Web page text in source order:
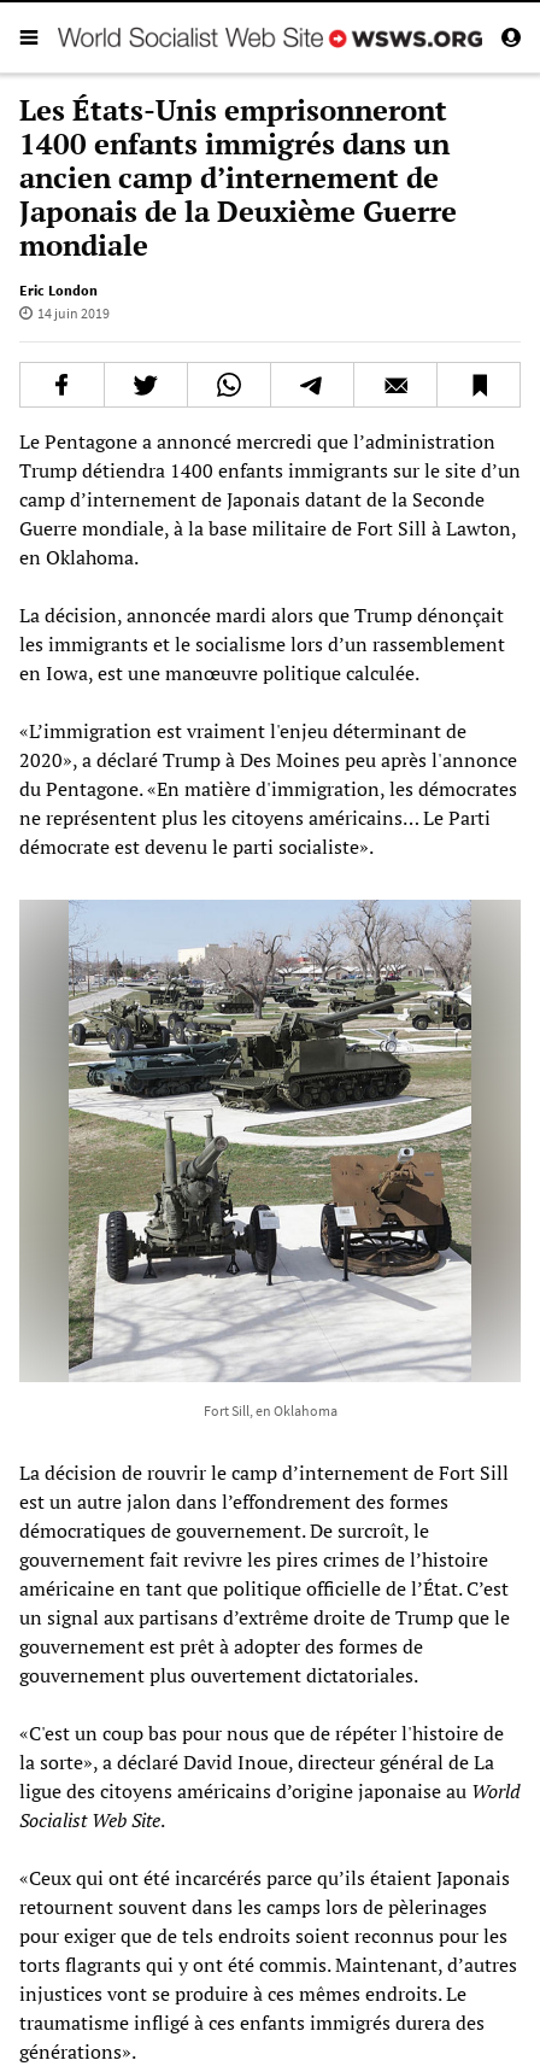
Les États-Unis emprisonneront
1400 enfants immigrés dans un
ancien camp d’internement de
Japonais de la Deuxième Guerre
mondiale
Eric London
14 juin 2019
Le Pentagone a annoncé mercredi que l’administration
Trump détiendra 1400 enfants immigrants sur le site d’un
camp d’internement de Japonais datant de la Seconde
Guerre mondiale, à la base militaire de Fort Sill à Lawton,
en Oklahoma.
La décision, annoncée mardi alors que Trump dénonçait
les immigrants et le socialisme lors d’un rassemblement
en Iowa, est une manœuvre politique calculée.
«L’immigration est vraiment l'enjeu déterminant de
2020», a déclaré Trump à Des Moines peu après l'annonce
du Pentagone. «En matière d'immigration, les démocrates
ne représentent plus les citoyens américains… Le Parti
démocrate est devenu le parti socialiste».
Fort Sill, en Oklahoma
La décision de rouvrir le camp d’internement de Fort Sill
est un autre jalon dans l’effondrement des formes
démocratiques de gouvernement. De surcroît, le
gouvernement fait revivre les pires crimes de l’histoire
américaine en tant que politique officielle de l’État. C’est
un signal aux partisans d’extrême droite de Trump que le
gouvernement est prêt à adopter des formes de
gouvernement plus ouvertement dictatoriales.
«C'est un coup bas pour nous que de répéter l'histoire de
la sorte», a déclaré David Inoue, directeur général de La
ligue des citoyens américains d’origine japonaise au World
Socialist Web Site.
«Ceux qui ont été incarcérés parce qu’ils étaient Japonais
retournent souvent dans les camps lors de pèlerinages
pour exiger que de tels endroits soient reconnus pour les
torts flagrants qui y ont été commis. Maintenant, d’autres
injustices vont se produire à ces mêmes endroits. Le
traumatisme infligé à ces enfants immigrés durera des
générations».